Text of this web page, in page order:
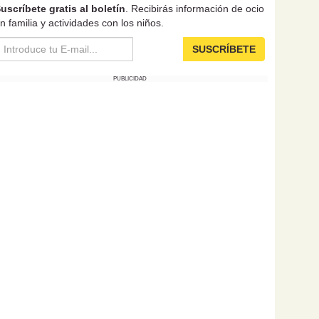
gratis al boletín . Recibirás información de ocio
familia y actividades con los niños.
SUSCRÍBETE
PUBLICIDAD